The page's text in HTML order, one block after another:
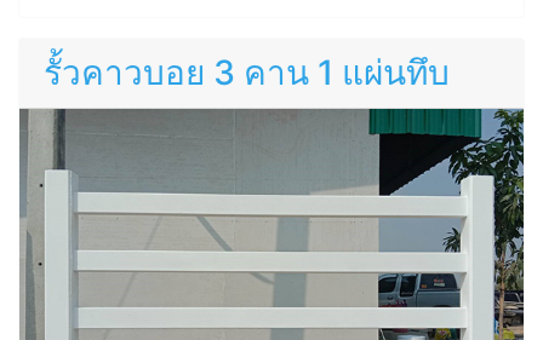
รั้วคาวบอย 3 คาน 1 แผ่นทึบ